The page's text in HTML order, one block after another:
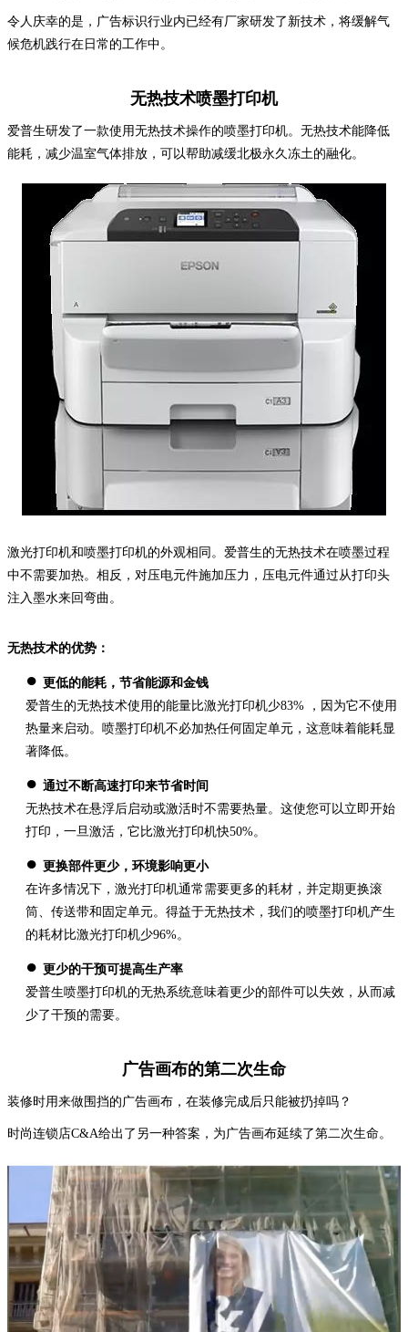
令人庆幸的是，广告标识行业内已经有厂家研发了新技术，将缓解气
候危机践行在日常的工作中。
无热技术喷墨打印机
爱普生研发了一款使用无热技术操作的喷墨打印机。无热技术能降低
能耗，减少温室气体排放，可以帮助减缓北极永久冻土的融化。
激光打印机和喷墨打印机的外观相同。爱普生的无热技术在喷墨过程
中不需要加热。相反，对压电元件施加压力，压电元件通过从打印头
注入墨水来回弯曲。
无热技术的优势：
● 更低的能耗，节省能源和金钱
爱普生的无热技术使用的能量比激光打印机少83% ，因为它不使用
热量来启动。喷墨打印机不必加热任何固定单元，这意味着能耗显
著降低。
● 通过不断高速打印来节省时间
无热技术在悬浮后启动或激活时不需要热量。这使您可以立即开始
打印，一旦激活，它比激光打印机快50%。
● 更换部件更少，环境影响更小
在许多情况下，激光打印机通常需要更多的耗材，并定期更换滚
筒、传送带和固定单元。得益于无热技术，我们的喷墨打印机产生
的耗材比激光打印机少96%。
● 更少的干预可提高生产率
爱普生喷墨打印机的无热系统意味着更少的部件可以失效，从而减
少了干预的需要。
广告画布的第二次生命
装修时用来做围挡的广告画布，在装修完成后只能被扔掉吗？
时尚连锁店C&A给出了另一种答案，为广告画布延续了第二次生命。